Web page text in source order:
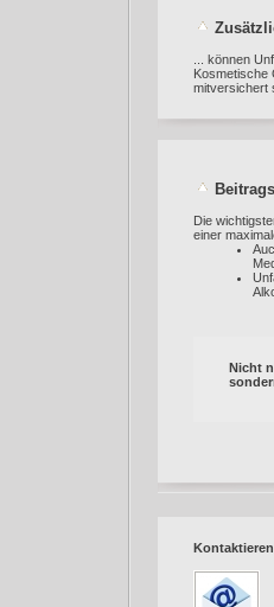
... können
Kosmetische
mitversichert
Die
einer
Nicht